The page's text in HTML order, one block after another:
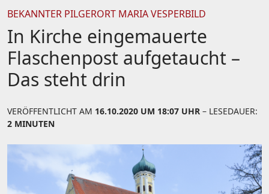
BEKANNTER PILGERORT MARIA VESPERBILD
In Kirche eingemauerte
Flaschenpost aufgetaucht –
Das steht drin
VERÖFFENTLICHT AM 16.10.2020 UM 18:07 UHR – LESEDAUER:
2 MINUTEN